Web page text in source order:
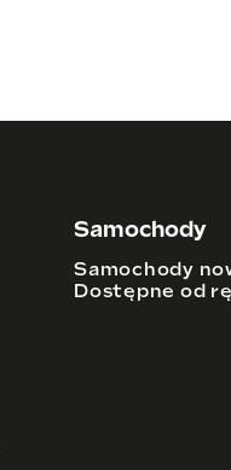
Samochody
Samochody
Dostępne od